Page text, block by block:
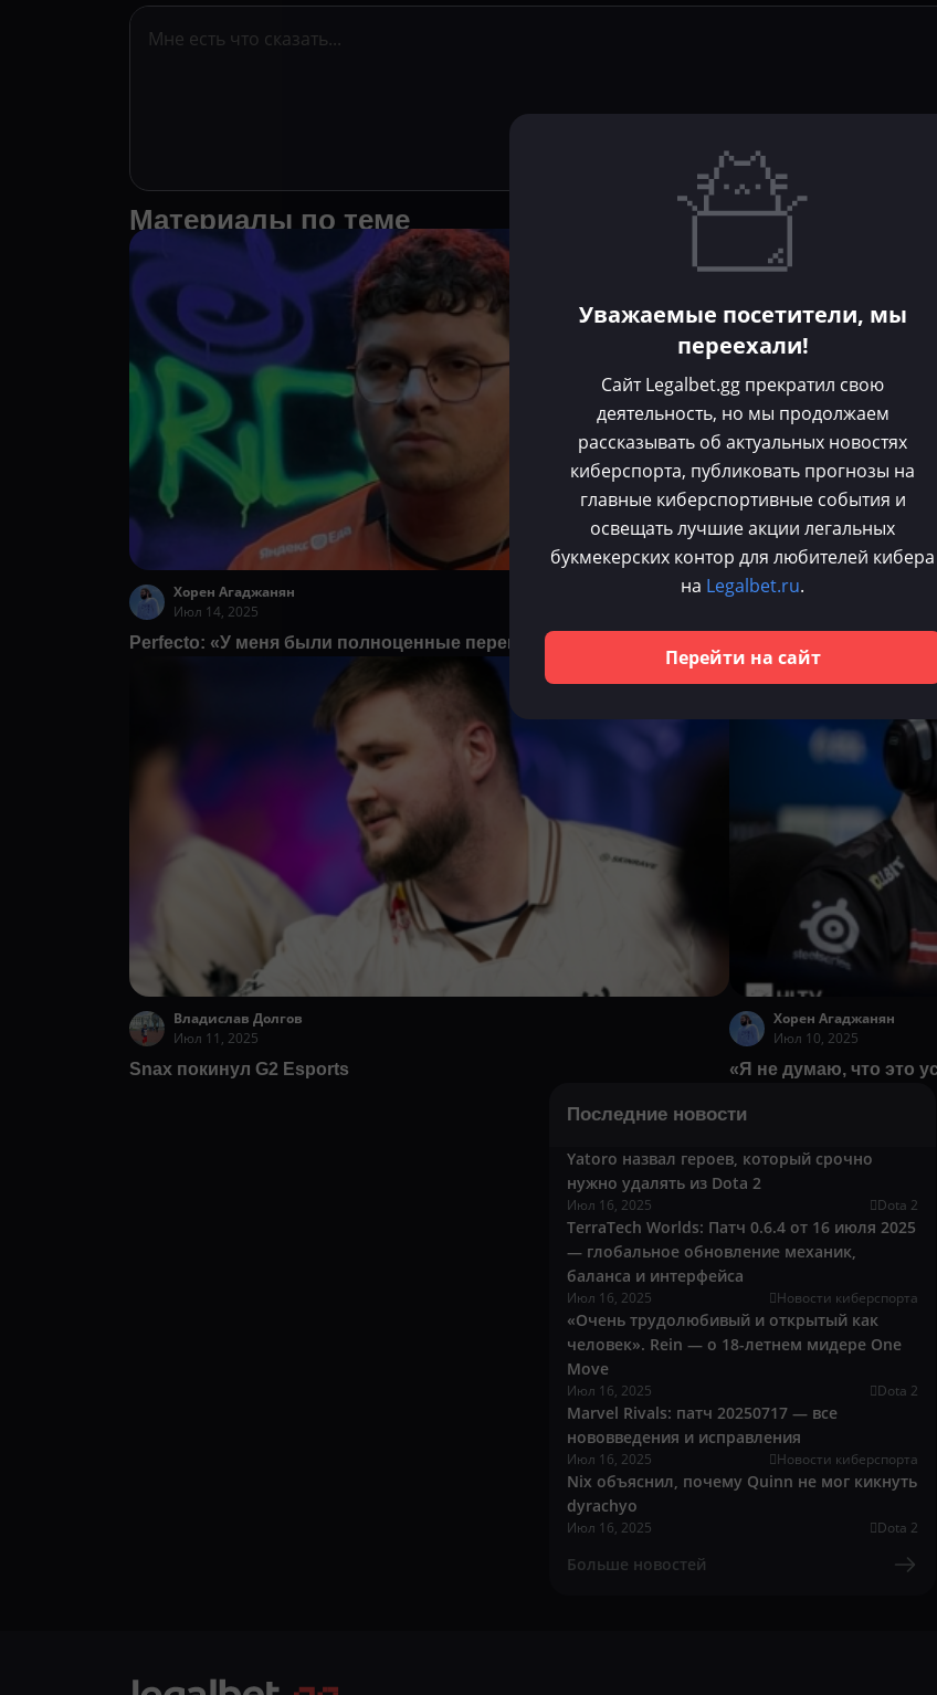
Материалы по теме
Хорен Агаджанян
Июл 14, 2025
Perfecto: «У меня были полноценные переговоры с G2»
Владислав Долгов
Matys заявлен
CS 2
Владислав Долгов
Июл 11, 2025
Snax покинул G2 Esports
Хорен Агаджанян
Июл 10, 2025
«Я не думаю, что это
Последние новости
Yatoro назвал героев, который срочно
нужно удалять из Dota 2
Июл 16, 2025 Dota 2
TerraTech Worlds: Патч 0.6.4 от 16 июля 2025
— глобальное обновление механик,
баланса и интерфейса
Июл 16, 2025 Новости киберспорта
«Очень трудолюбивый и открытый как
человек». Rein — о 18-летнем мидере One
Move
Июл 16, 2025 Dota 2
Marvel Rivals: патч 20250717 — все
нововведения и исправления
Июл 16, 2025 Новости киберспорта
Nix объяснил, почему Quinn не мог кикнуть
dyrachyo
Июл 16, 2025 Dota 2
Больше новостей
Уважаемые посетители, мы
переехали!
Сайт Legalbet.gg прекратил свою
деятельность, но мы продолжаем
рассказывать об актуальных новостях
киберспорта, публиковать прогнозы на
главные киберспортивные события и
освещать лучшие акции легальных
букмекерских контор для любителей кибера
на Legalbet.ru.
Перейти на сайт